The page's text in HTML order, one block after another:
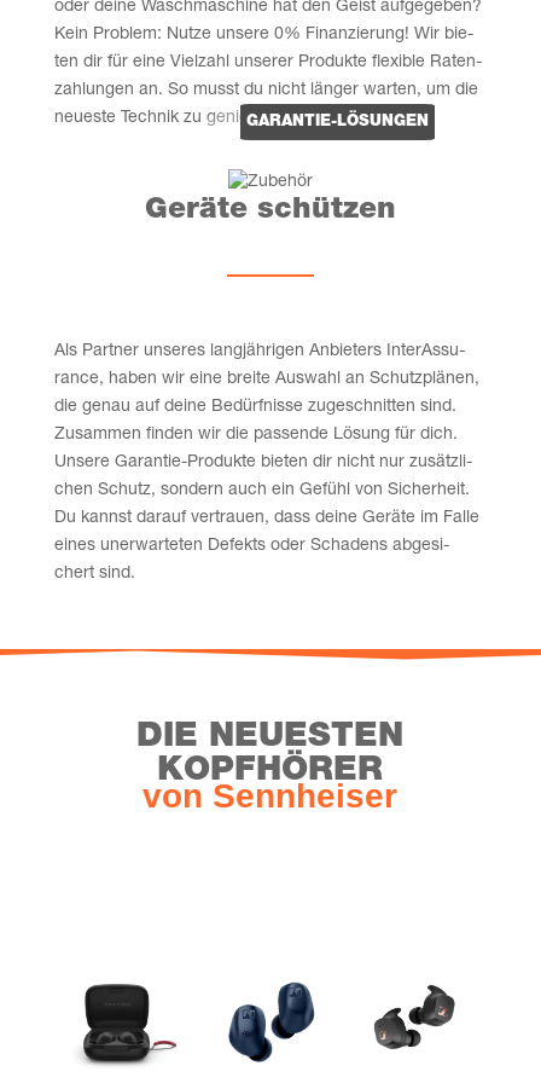
oder dei­ne Wasch­ma­schi­ne hat den Geist auf­ge­ge­ben?
Kein Pro­blem: Nut­ze unse­re 0% Finan­zie­rung! Wir bie­
ten dir für eine Viel­zahl unse­rer Pro­duk­te fle­xi­ble Raten­
zah­lun­gen an. So musst du nicht län­ger war­ten, um die
neu­es­te Tech­nik zu genießen.GARAN­TIE-LÖSUN­GEN
Gerä­te schützen
Als Part­ner unse­res lang­jäh­ri­gen Anbie­ters Inter­Assu­
rance, haben wir eine brei­te Aus­wahl an Schutz­plä­nen,
die genau auf dei­ne Bedürf­nis­se zuge­schnit­ten sind.
Zusam­men fin­den wir die pas­sen­de Lösung für dich.
Unse­re Garan­tie-Pro­duk­te bie­ten dir nicht nur zusätz­li­
chen Schutz, son­dern auch ein Gefühl von Sicher­heit.
Du kannst dar­auf ver­trau­en, dass dei­ne Gerä­te im Fal­le
eines uner­war­te­ten Defekts oder Scha­dens abge­si­
chert sind.
DIE NEU­ES­TEN
KOPFHÖRER
von Senn­hei­ser